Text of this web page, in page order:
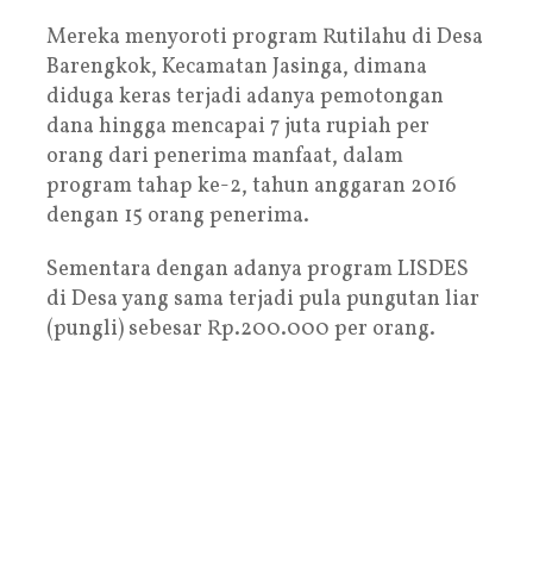
Mereka menyoroti program Rutilahu di Desa
Barengkok, Kecamatan Jasinga, dimana
diduga keras terjadi adanya pemotongan
dana hingga mencapai 7 juta rupiah per
orang dari penerima manfaat, dalam
program tahap ke-2, tahun anggaran 2016
dengan 15 orang penerima.
Sementara dengan adanya program LISDES
di Desa yang sama terjadi pula pungutan liar
(pungli) sebesar Rp.200.000 per orang.